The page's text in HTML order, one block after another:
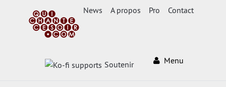
News A propos Pro Contact
Soutenir Menu